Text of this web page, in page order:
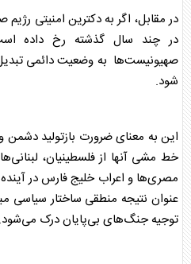
در مقابل، اگر به دکترین امنیتی رژیم
در چند سال گذشته رخ داده
صهیونیست‌ها به وضعیت دائمی تبدیل
شود.
این به معنای ضرورت بازتولید دشمن
خط مشی آنها از فلسطینیان،
مصری‌ها و اعراب خلیج فارس در
عنوان نتیجه منطقی ساختار سیاسی
توجیه جنگ‌های بی‌پایان درک می‌شود.